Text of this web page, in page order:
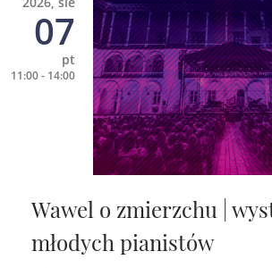
07
pt
11:00 - 14:00
Wawel o zmierzchu |
młodych pianistów